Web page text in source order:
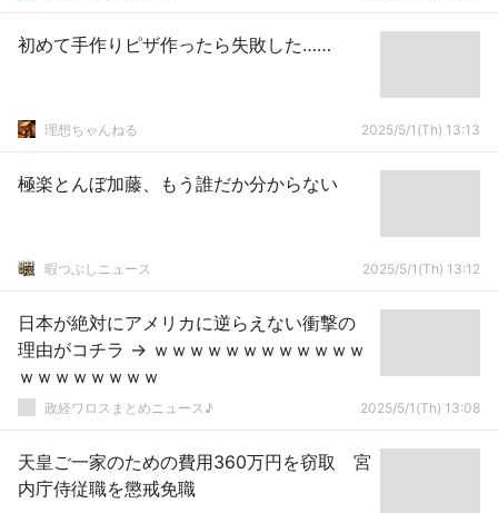
初めて手作りピザ作ったら失敗した……
理想ちゃんねる 2025/5/1(Th) 13:13
極楽とんぼ加藤、もう誰だか分からない
暇つぶしニュース 2025/5/1(Th) 13:12
日本が絶対にアメリカに逆らえない衝撃の
理由がコチラ → ｗｗｗｗｗｗｗｗｗｗｗｗ
ｗｗｗｗｗｗｗｗ
政経ワロスまとめニュース♪ 2025/5/1(Th) 13:08
天皇ご一家のための費用360万円を窃取 宮
内庁侍従職を懲戒免職